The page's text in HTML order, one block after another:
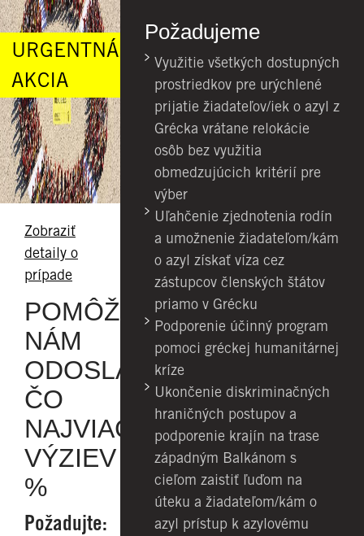
URGENTNÁ
AKCIA
Zobraziť
detaily o
prípade
POMÔŽTE
NÁM
ODOSLAŤ
ČO
NAJVIAC
VÝZIEV
%
Požadujte:
Požadujeme
Využitie všetkých dostupných
prostriedkov pre urýchlené
prijatie žiadateľov/iek o azyl z
Grécka vrátane relokácie
osôb bez využitia
obmedzujúcich kritérií pre
výber
Uľahčenie zjednotenia rodín
a umožnenie žiadateľom/kám
o azyl získať víza cez
zástupcov členských štátov
priamo v Grécku
Podporenie účinný program
pomoci gréckej humanitárnej
kríze
Ukončenie diskriminačných
hraničných postupov a
podporenie krajín na trase
západným Balkánom s
cieľom zaistiť ľuďom na
úteku a žiadateľom/kám o
azyl prístup k azylovému